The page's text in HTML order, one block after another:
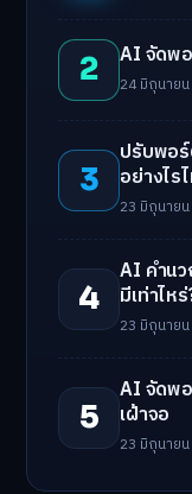
2 AI จัดพ
24 มิถุนาย
3
ปรับพอร์
อย่างไร
23 มิถุนาย
4
AI คำน
มีเท่าไห
23 มิถุนาย
5
AI จัดพ
เฝ้าจอ
23 มิถุนาย